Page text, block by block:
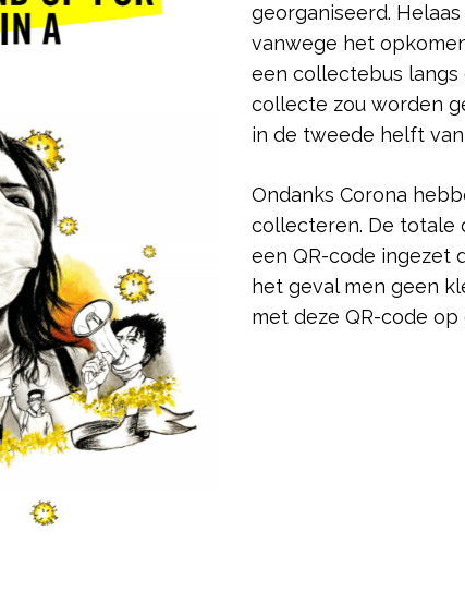
georganiseerd.
vanwege het
een collectebus
collecte zou worden
in de tweede helft
Ondanks Corona
collecteren. De totale
een QR-code ingezet
het geval men geen
met deze QR-code